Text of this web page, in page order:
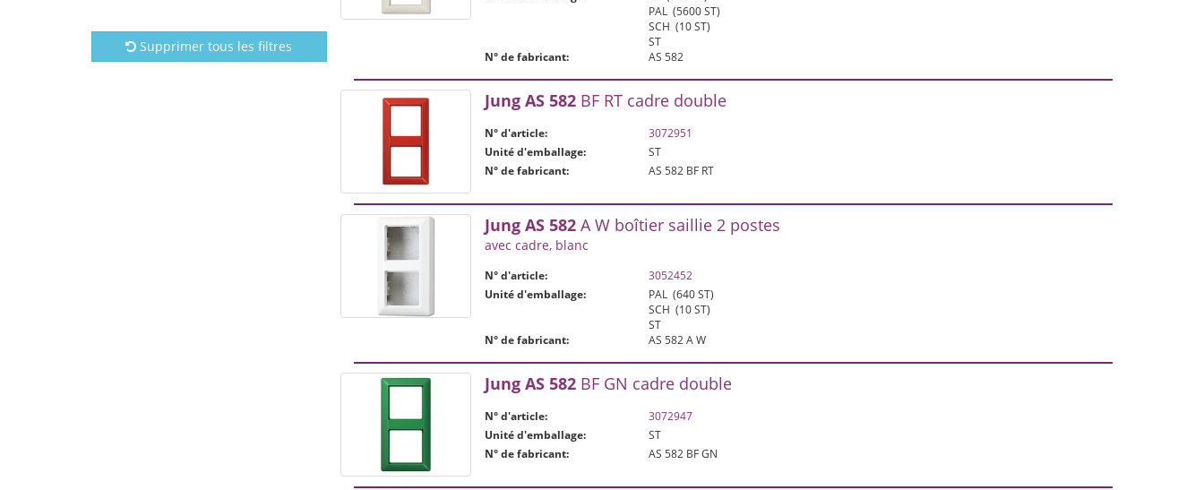
Supprimer tous les filtres
PAL (5600 ST)
SCH (10 ST)
ST
N° de fabricant:
AS 582
Jung AS 582BF RT cadre double
N° d'article:
3072951
Unité d'emballage:
ST
N° de fabricant:
AS 582 BF RT
Jung AS 582A W boîtier saillie 2 postes
avec cadre, blanc
N° d'article:
3052452
Unité d'emballage:
PAL (640 ST)
SCH (10 ST)
ST
N° de fabricant:
AS 582 A W
Jung AS 582BF GN cadre double
N° d'article:
3072947
Unité d'emballage:
ST
N° de fabricant:
AS 582 BF GN